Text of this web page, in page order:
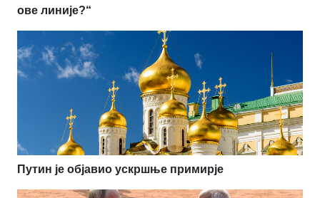
ове линије?“
Путин је објавио ускршње примирје